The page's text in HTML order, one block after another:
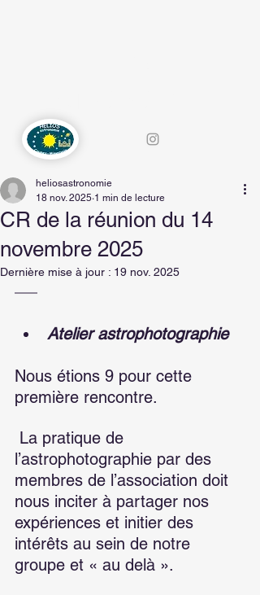
CR de la réunion du 14
novembre 2025
heliosastronomie
18 nov. 2025 1 min de lecture
Dernière mise à jour : 19 nov. 2025
Atelier astrophotographie
Nous étions 9 pour cette
première rencontre.
La pratique de
l’astrophotographie par des
membres de l’association doit
nous inciter à partager nos
expériences et initier des
intérêts au sein de notre
groupe et « au delà ».